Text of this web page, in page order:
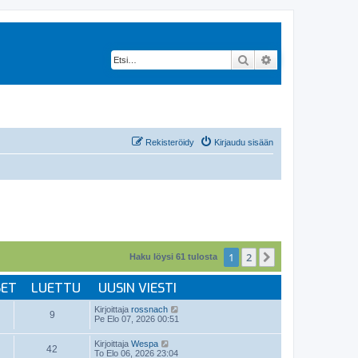
Etsi
Kirjaudu sisään
Rekisteröidy
Haku löysi 61 tulosta 1 2
LUETTU UUSIN VIESTI
9 Kirjoittaja rossnach
Pe Elo 07, 2026 00:51
42 Kirjoittaja Wespa
To Elo 06, 2026 23:04